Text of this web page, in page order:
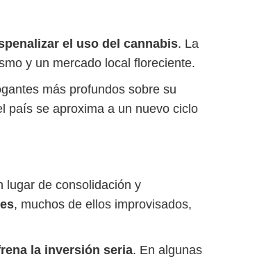
el uso del cannabis. La
y un mercado local floreciente.
más profundos sobre su
país se aproxima a un nuevo ciclo
lugar de consolidación y
, muchos de ellos improvisados,
la inversión seria. En algunas